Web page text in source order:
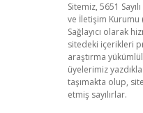
Sitemiz, 5651
ve İletişim Kurumu
Sağlayıcı olarak
sitedeki içerikleri
araştırma
üyelerimiz
taşımakta olup,
etmiş sayılırlar.